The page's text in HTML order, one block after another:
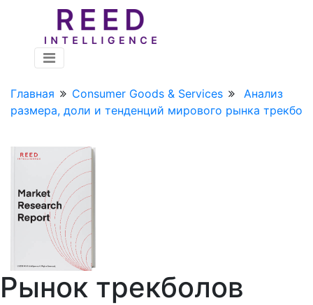
Главная Consumer Goods & Services
Анализ
размера, доли и тенденций мирового рынка трекбо
Рынок трекболов